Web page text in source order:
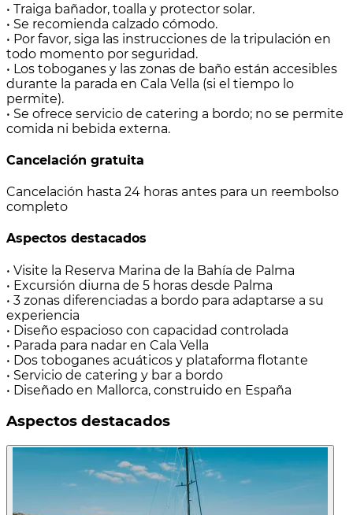
• Traiga bañador, toalla y protector solar.
• Se recomienda calzado cómodo.
• Por favor, siga las instrucciones de la tripulación en
todo momento por seguridad.
• Los toboganes y las zonas de baño están accesibles
durante la parada en Cala Vella (si el tiempo lo
permite).
• Se ofrece servicio de catering a bordo; no se permite
comida ni bebida externa.
Cancelación gratuita
Cancelación hasta 24 horas antes para un reembolso
completo
Aspectos destacados
• Visite la Reserva Marina de la Bahía de Palma
• Excursión diurna de 5 horas desde Palma
• 3 zonas diferenciadas a bordo para adaptarse a su
experiencia
• Diseño espacioso con capacidad controlada
• Parada para nadar en Cala Vella
• Dos toboganes acuáticos y plataforma flotante
• Servicio de catering y bar a bordo
• Diseñado en Mallorca, construido en España
Aspectos destacados